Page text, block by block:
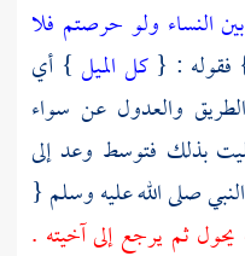
النساء ولو حرصتم فلا
فقوله : {كل الميل } أي
والعدول عن سواء
بذلك فتوسط وعد إلى
صلى الله عليه وسلم {
ثم يرجع إلى آخيته .